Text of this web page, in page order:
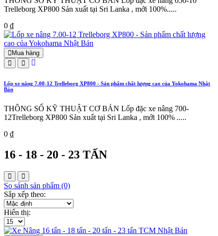
Trelleborg XP800 Sản xuất tại Sri Lanka , mới 100%.....
0 ₫
Mua hàng
Lốp xe nâng 7.00-12 Trelleborg XP800 - Sản phẩm chất lượng cao của Yokohama Nhật
Bản
THÔNG SỐ KỸ THUẬT CƠ BẢN Lốp đặc xe nâng 700-
12Trelleborg XP800 Sản xuất tại Sri Lanka , mới 100% .....
0 ₫
16 - 18 - 20 - 23 TẤN
So sánh sản phẩm (0)
Sắp xếp theo:
Hiển thị: